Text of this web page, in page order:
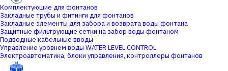
Комплектующие для фонтанов
Закладные трубы и фитинги для фонтанов
Закладные элементы для забора и возврата воды фонтана
Защитные фильтрующие сетки на забор воды фонтаном
Подводные кабельные вводы
Управление уровнем воды WATER LEVEL CONTROL
Электроавтоматика, блоки управления, контроллеры фонтанов